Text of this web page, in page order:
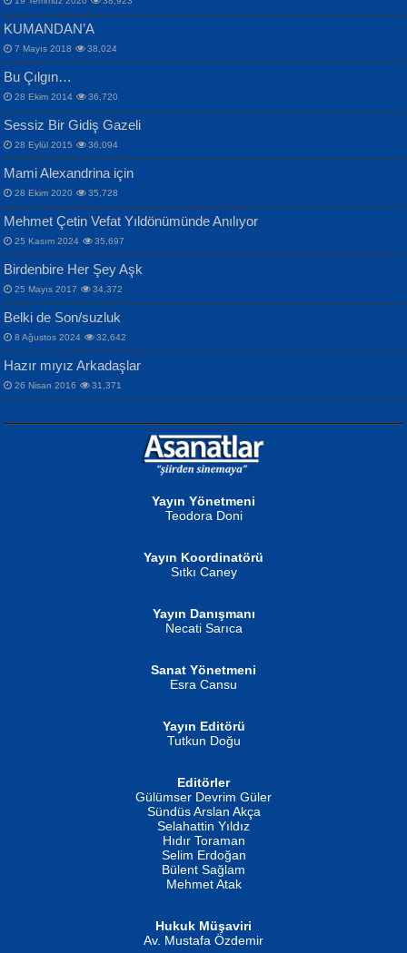
İPEK ACAR SERT
Gazze’nin Şecaati, Ümmetin İmtihanı...
MAHMUT GÜRBÜZ
İbrahim Olmak ve Bitirebilmek...
NURAN KÖSE BAYDAR
İSMAİL OKUTAN
Erkeklerin Kahrolması Ne Demektir
Selahattin Yıldız
İdrakimle Üşürken...
Songül Özel
Mahzen...
Ben Deniz Değilim ki...
Evvel Zaman Tanrıçası...
ERDEM BAYAZIT
Sana, Bana, Vatanıma, Ülkemin
İnsanlarına Dair...
NAZIM HİKMET RAN
Bir Cezaevinde, Tecritteki Adamın
Mektupları...
KUMANDAN’A
7 Mayıs 2018 38,024
Bu Çılgın…
28 Ekim 2014 36,720
Sessiz Bir Gidiş Gazeli
28 Eylül 2015 36,094
Mami Alexandrina için
28 Ekim 2020 35,728
Mehmet Çetin Vefat Yıldönümünde Anılıyor
25 Kasım 2024 35,697
Birdenbire Her Şey Aşk
25 Mayıs 2017 34,372
Belki de Son/suzluk
8 Ağustos 2024 32,642
Hazır mıyız Arkadaşlar
26 Nisan 2016 31,371
Yayın Yönetmeni
Teodora Doni
Yayın Koordinatörü
Sıtkı Caney
Yayın Danışmanı
Necati Sarıca
Sanat Yönetmeni
Esra Cansu
Yayın Editörü
Tutkun Doğu
Editörler
Gülümser Devrim Güler
Sündüs Arslan Akça
Selahattin Yıldız
Hıdır Toraman
Selim Erdoğan
Bülent Sağlam
Mehmet Atak
Hukuk Müşaviri
Av. Mustafa Özdemir